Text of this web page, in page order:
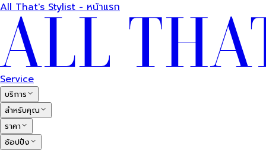
All That's Stylist - หน้าแรก
Service
บริการ
สำหรับคุณ
ราคา
ช้อปปิ้ง